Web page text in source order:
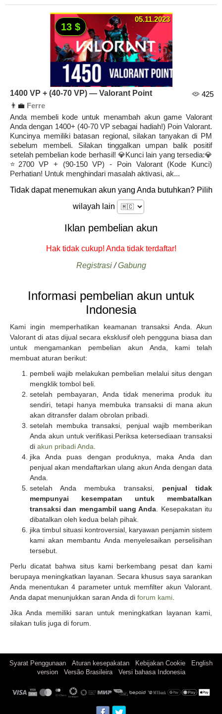
05.11.2023
13 $
1400 VP + (40-70 VP) — Valorant Point
425
👨‍💼 Ferre
Anda membeli kode untuk menambah akun game Valorant
Anda dengan 1400+ (40-70 VP sebagai hadiah!) Poin Valorant.
Kuncinya memiliki batasan regional, silakan tanyakan di PM
sebelum membeli. Silakan tinggalkan umpan balik positif
setelah pembelian kode berhasil! 💎Kunci lain yang tersedia:💎
⭐️2700 VP + (90-150 VP) - Poin Valorant (Kode Kunci)
Perhatian! Untuk menghindari masalah aktivasi, ak...
Tidak dapat menemukan akun yang Anda butuhkan? Pilih
wilayah lain
Iklan pembelian akun
Hak tidak cukup! Anda tidak terdaftar!
Registrasi/Gabung
Informasi pembelian akun untuk
Indonesia
Kami ingin memperhatikan keamanan transaksi Anda. Akun
Valorant di atas dijual secara eksklusif oleh pengguna biasa dan
untuk mengamankan pembelian akun Anda, kami telah
membuat aturan berikut:
pembeli wajib melakukan pembelian melalui situs dengan
mengklik tombol beli.
setelah pembayaran, Anda tidak menerima produk itu
sendiri, tetapi hanya membuka transaksi di mana akun
akan ditransfer dalam obrolan pribadi.
setelah membuka transaksi, penjual wajib memberikan
Anda akun untuk verifikasi.Periksa ketersediaan transaksi
di akun pribadi Anda
jika Anda puas dengan produknya, maka Anda dan
penjual akan mendaftarkan ulang akun Anda dengan data
Anda.
setelah Anda membuka transaksi, penjual tidak
mempunyai kesempatan untuk membatalkan
transaksi dan mengambil uang Anda . Kesepakatan itu
dibatalkan oleh kedua belah pihak.
jika timbul situasi kontroversial, karyawan penjamin sistem
kami akan membantu Anda menyelesaikan perselisihan
tersebut.
Perlu dicatat bahwa situs kami berkembang pesat dan kami
berupaya meningkatkan layanan. Secara khusus saya sarankan
Anda menentukan 4 parameter untuk memfilter akun Valorant.
Anda dapat menunjukkan saran Anda di forum kami
Jika Anda memiliki saran untuk meningkatkan layanan kami,
silakan tulis juga di forum.
Syarat Penggunaan Aturan kesepakatan Kebijakan Cookie
English
version| Versão Brasileira| Versi bahasa Indonesia